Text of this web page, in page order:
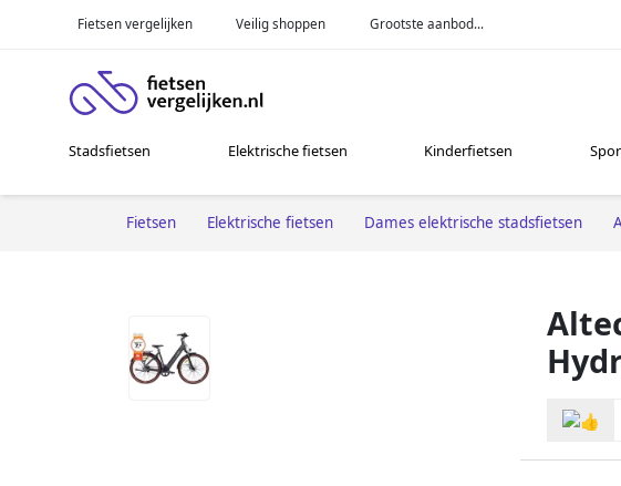
Fietsen vergelijken Veilig shoppen Grootste aanbod...
Stadsfietsen Elektrische fietsen Kinderfietsen
Fietsen Elektrische fietsen Dames elektrische stadsfietsen